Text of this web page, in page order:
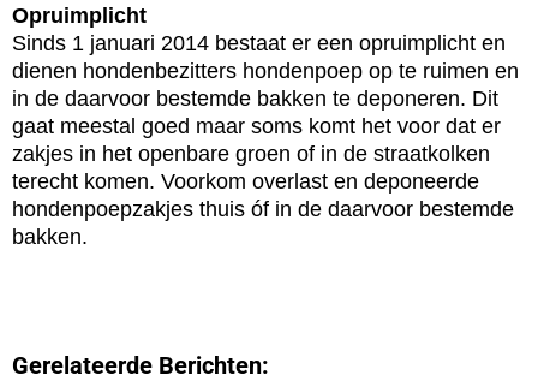
Opruimplicht
Sinds 1 januari 2014 bestaat er een opruimplicht en
dienen hondenbezitters hondenpoep op te ruimen en
in de daarvoor bestemde bakken te deponeren. Dit
gaat meestal goed maar soms komt het voor dat er
zakjes in het openbare groen of in de straatkolken
terecht komen. Voorkom overlast en deponeerde
hondenpoepzakjes thuis óf in de daarvoor bestemde
bakken.
Gerelateerde Berichten: